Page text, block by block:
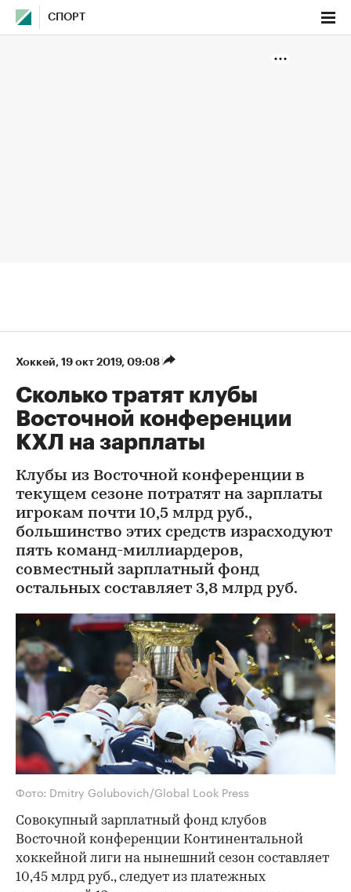
СПОРТ
Хоккей⁠, 19 окт 2019, 09:08
Сколько тратят клубы
Восточной конференции
КХЛ на зарплаты
Клубы из Восточной конференции в
текущем сезоне потратят на зарплаты
игрокам почти 10,5 млрд руб.,
большинство этих средств израсходуют
пять команд-миллиардеров,
совместный зарплатный фонд
остальных составляет 3,8 млрд руб.
Фото: Dmitry Golubovich/Global Look Press
Совокупный зарплатный фонд клубов
Восточной конференции Континентальной
хоккейной лиги на нынешний сезон составляет
10,45 млрд руб., следует из платежных